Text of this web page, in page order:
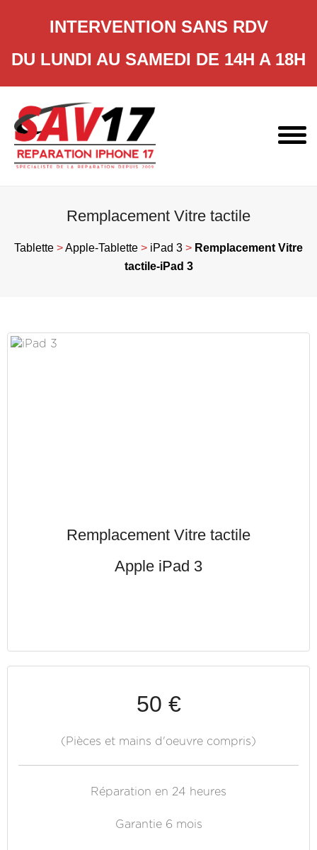
INTERVENTION SANS RDV
DU LUNDI AU SAMEDI DE 14H A 18H
content
Remplacement Vitre tactile
Tablette >Apple-Tablette > iPad 3 > Remplacement Vitre
tactile-iPad 3
Remplacement Vitre tactile
Apple iPad 3
50 €
(Pièces et mains d'oeuvre compris)
Réparation en 24 heures
Garantie 6 mois